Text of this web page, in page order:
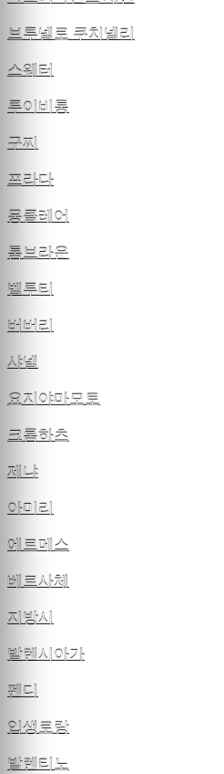
브루넬로 쿠치넬리
스웨터
루이비통
구찌
프라다
몽클레어
톰브라운
벨루티
버버리
샤넬
요지야마모토
크롬하츠
제냐
아미리
에르메스
베르사체
지방시
발렌시아가
펜디
입생로랑
발렌티노